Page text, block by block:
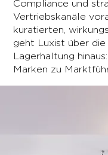
Compliance und
Vertriebskanäle
kuratierten,
geht Luxist über die
Lagerhaltung
Marken zu